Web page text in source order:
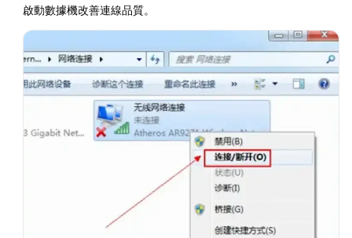
啟動數據機改善連線品質。